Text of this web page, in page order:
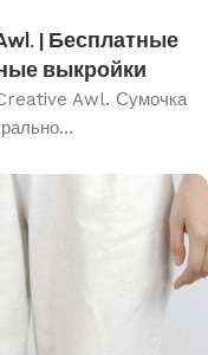
| Бесплатные
выкройки
Awl. Сумочка